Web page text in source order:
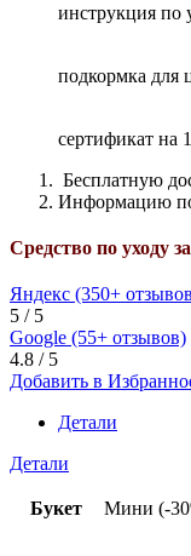
инструкция по
подкормка для
сертификат на
Бесплатную
Информацию
Средство по уходу
Яндекс (350+
5 / 5
Google (55+ отзывов)
4.8 / 5
Добавить в
Детали
Детали
Букет Мини (-